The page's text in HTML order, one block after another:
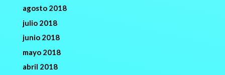
agosto 2018
julio 2018
junio 2018
mayo 2018
abril 2018